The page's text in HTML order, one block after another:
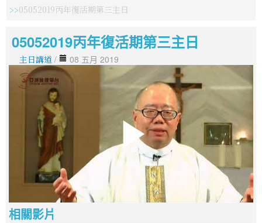
05052019丙年復活期第三主日
05052019丙年復活期第三主日
主日講道 / 08 五月 2019
相關影片